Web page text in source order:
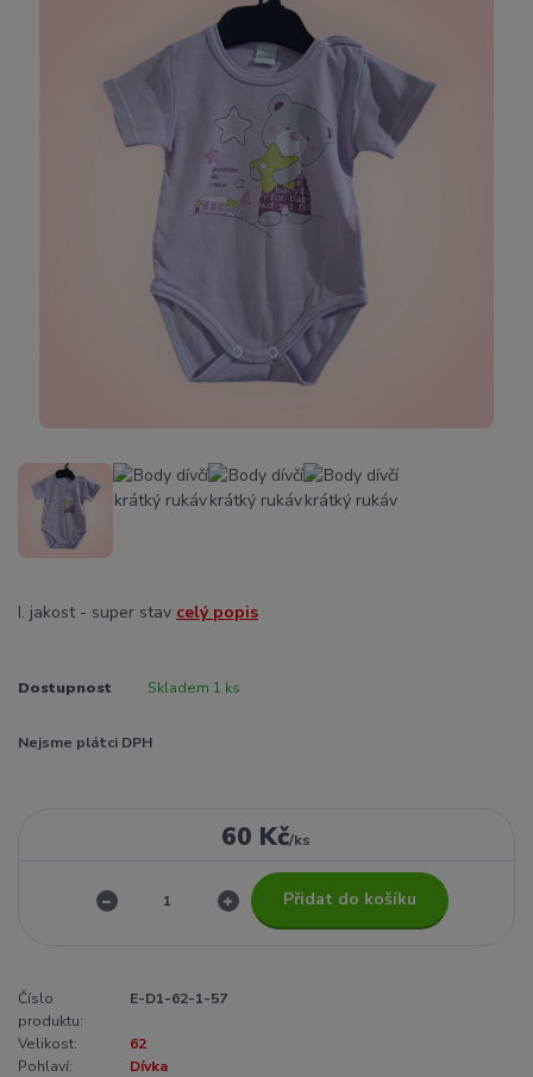
I. jakost - super stav celý popis
Dostupnost Skladem 1 ks
Nejsme plátci DPH
60 Kč/ks
Přidat do košíku
Číslo
produktu:
E-D1-62-1-57
Velikost:
62
Pohlaví:
Dívka